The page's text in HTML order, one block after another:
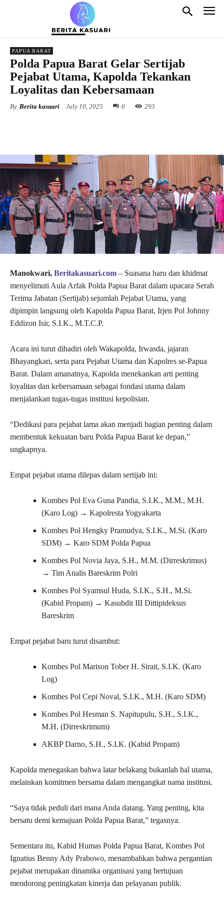
PAPUA BARAT
Polda Papua Barat Gelar Sertijab
Pejabat Utama, Kapolda Tekankan
Loyalitas dan Kebersamaan
By Berita kasuari July 10, 2025 0 293
Manokwari, Beritakasuari.com – Suasana haru dan khidmat
menyelimuti Aula Arfak Polda Papua Barat dalam upacara Serah
Terima Jabatan (Sertijab) sejumlah Pejabat Utama, yang
dipimpin langsung oleh Kapolda Papua Barat, Irjen Pol Johnny
Eddizon Isir, S.I.K., M.T.C.P.
Acara ini turut dihadiri oleh Wakapolda, Irwasda, jajaran
Bhayangkari, serta para Pejabat Utama dan Kapolres se-Papua
Barat. Dalam amanatnya, Kapolda menekankan arti penting
loyalitas dan kebersamaan sebagai fondasi utama dalam
menjalankan tugas-tugas institusi kepolisian.
“Dedikasi para pejabat lama akan menjadi bagian penting dalam
membentuk kekuatan baru Polda Papua Barat ke depan,”
ungkapnya.
Empat pejabat utama dilepas dalam sertijab ini:
Kombes Pol Eva Guna Pandia, S.I.K., M.M., M.H.
(Karo Log) → Kapolresta Yogyakarta
Kombes Pol Hengky Pramudya, S.I.K., M.Si. (Karo
SDM) → Karo SDM Polda Papua
Kombes Pol Novia Jaya, S.H., M.M. (Dirreskrimus)
→ Tim Analis Bareskrim Polri
Kombes Pol Syamsul Huda, S.I.K., S.H., M.Si.
(Kabid Propam) → Kasubdit III Dittipideksus
Bareskrim
Empat pejabat baru turut disambut:
Kombes Pol Marison Tober H. Sirait, S.I.K. (Karo
Log)
Kombes Pol Cepi Noval, S.I.K., M.H. (Karo SDM)
Kombes Pol Hesman S. Napitupulu, S.H., S.I.K.,
M.H. (Dirreskrimum)
AKBP Darno, S.H., S.I.K. (Kabid Propam)
Kapolda menegaskan bahwa latar belakang bukanlah hal utama,
melainkan komitmen bersama dalam mengangkat nama institusi.
“Saya tidak peduli dari mana Anda datang. Yang penting, kita
bersatu demi kemajuan Polda Papua Barat,” tegasnya.
Sementara itu, Kabid Humas Polda Papua Barat, Kombes Pol
Ignatius Benny Ady Prabowo, menambahkan bahwa pergantian
pejabat merupakan dinamika organisasi yang bertujuan
mendorong peningkatan kinerja dan pelayanan publik.